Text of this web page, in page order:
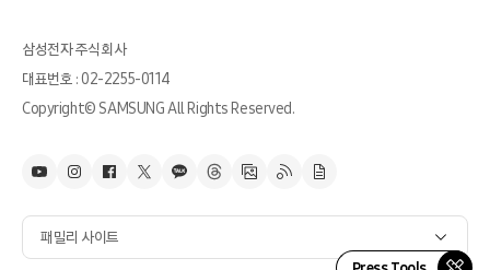
삼성전자 주식회사
대표번호 : 02-2255-0114
Copyright© SAMSUNG All Rights Reserved.
패밀리 사이트